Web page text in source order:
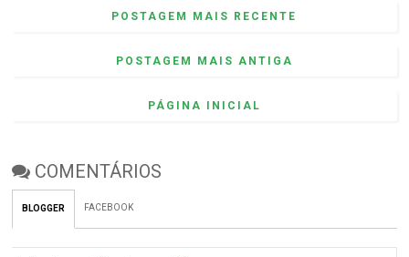
POSTAGEM MAIS RECENTE
POSTAGEM MAIS ANTIGA
PÁGINA INICIAL
COMENTÁRIOS
BLOGGER FACEBOOK